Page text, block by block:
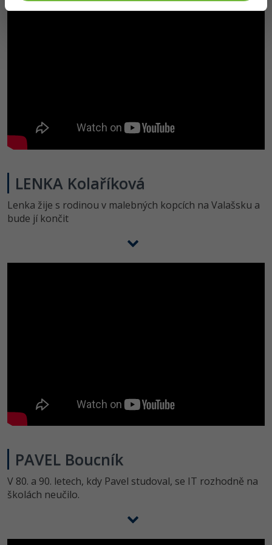
LENKA Kolaříková
Lenka žije s rodinou v malebných kopcích na Valašsku a
bude jí končit
PAVEL Boucník
V 80. a 90. letech, kdy Pavel studoval, se IT rozhodně na
školách neučilo.